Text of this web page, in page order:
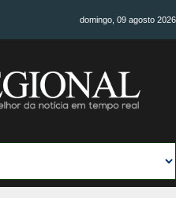
domingo, 09 agosto 2026